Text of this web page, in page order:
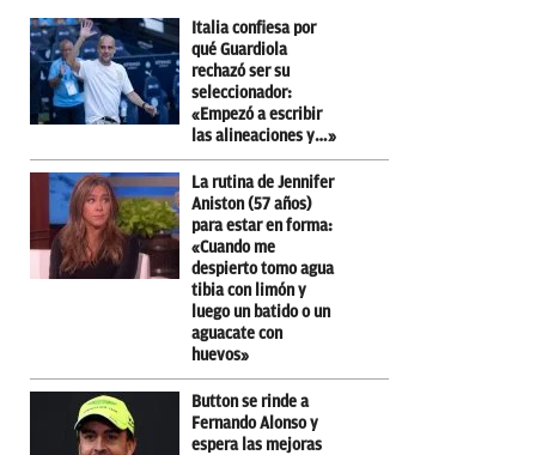
Italia confiesa por
qué Guardiola
rechazó ser su
seleccionador:
«Empezó a escribir
las alineaciones y…»
La rutina de Jennifer
Aniston (57 años)
para estar en forma:
«Cuando me
despierto tomo agua
tibia con limón y
luego un batido o un
aguacate con
huevos»
Button se rinde a
Fernando Alonso y
espera las mejoras